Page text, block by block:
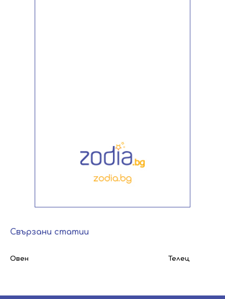
Свързани статии
Овен Телец